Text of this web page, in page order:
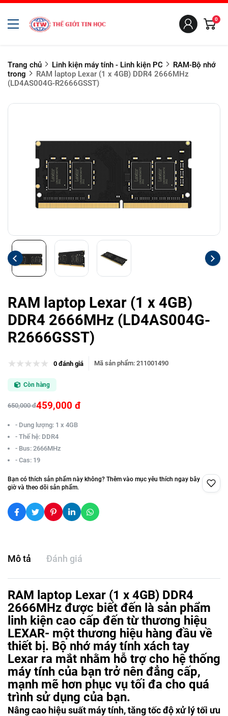
0
Trang chủ Linh kiện máy tính - Linh kiện PC
RAM-Bộ nhớ
trong
RAM laptop Lexar (1 x 4GB) DDR4 2666MHz
(LD4AS004G-R2666GSST)
RAM laptop Lexar (1 x 4GB)
DDR4 2666MHz (LD4AS004G-
R2666GSST)
0 đánh giá Mã sản phẩm: 211001490
Còn hàng
650,000 đ459,000 đ
- Dung lượng: 1 x 4GB
- Thế hệ: DDR4
- Bus: 2666MHz
- Cas: 19
Bạn có thích sản phẩm này không? Thêm vào mục yêu thích ngay bây
giờ và theo dõi sản phẩm.
Mô tả Đánh giá
RAM laptop Lexar (1 x 4GB) DDR4
2666MHz được biết đến là sản phẩm
linh kiện cao cấp đến từ thương hiệu
LEXAR- một thương hiệu hàng đầu về
thiết bị. Bộ nhớ máy tính xách tay
Lexar ra mắt nhằm hỗ trợ cho hệ thống
máy tính của bạn trở nên đẳng cấp,
mạnh mẽ hơn phục vụ tối đa cho quá
trình sử dụng của bạn.
Nâng cao hiệu suất máy tính, tăng tốc độ xử lý tối ưu